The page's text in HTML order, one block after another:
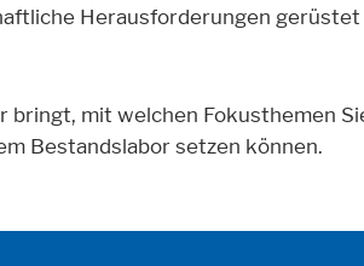
Herausforderungen gerüstet
bringt, mit welchen Fokusthemen
Bestandslabor setzen können.
Funktionen und sind für die